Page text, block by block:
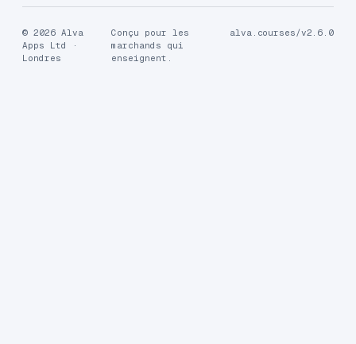
© 2026 Alva
Apps Ltd ·
Londres
Conçu pour les
marchands qui
enseignent.
alva.courses/v2.6.0